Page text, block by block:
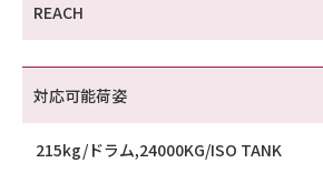
REACH
対応可能荷姿
215kg/ドラム,24000KG/ISO TANK